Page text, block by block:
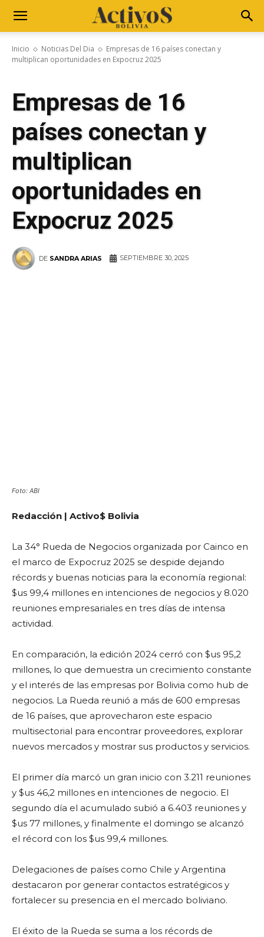
Inicio Noticias Del Dia
Empresas de 16 países conectan y
multiplican oportunidades en Expocruz 2025
Empresas de 16
países conectan y
multiplican
oportunidades en
Expocruz 2025
DE SANDRA ARIAS SEPTIEMBRE 30, 2025
Foto: ABI
Redacción | Activo$ Bolivia
La 34° Rueda de Negocios organizada por Cainco en
el marco de Expocruz 2025 se despide dejando
récords y buenas noticias para la economía regional:
$us 99,4 millones en intenciones de negocios y 8.020
reuniones empresariales en tres días de intensa
actividad.
En comparación, la edición 2024 cerró con $us 95,2
millones, lo que demuestra un crecimiento constante
y el interés de las empresas por Bolivia como hub de
negocios. La Rueda reunió a más de 600 empresas
de 16 países, que aprovecharon este espacio
multisectorial para encontrar proveedores, explorar
nuevos mercados y mostrar sus productos y servicios.
El primer día marcó un gran inicio con 3.211 reuniones
y $us 46,2 millones en intenciones de negocio. El
segundo día el acumulado subió a 6.403 reuniones y
$us 77 millones, y finalmente el domingo se alcanzó
el récord con los $us 99,4 millones.
Delegaciones de países como Chile y Argentina
destacaron por generar contactos estratégicos y
fortalecer su presencia en el mercado boliviano.
El éxito de la Rueda se suma a los récords de